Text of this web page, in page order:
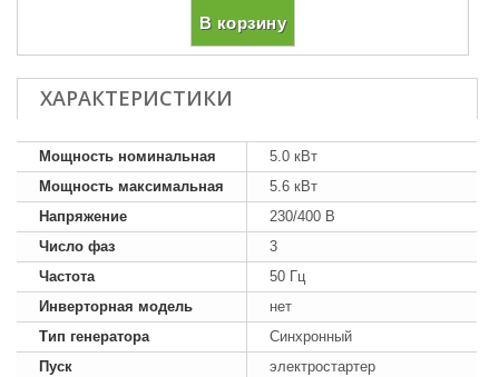
В корзину
ХАРАКТЕРИСТИКИ
Мощность номинальная
5.0 кВт
Мощность максимальная
5.6 кВт
Напряжение
230/400 В
Число фаз
3
Частота
50 Гц
Инверторная модель
нет
Тип генератора
Синхронный
Пуск
электростартер